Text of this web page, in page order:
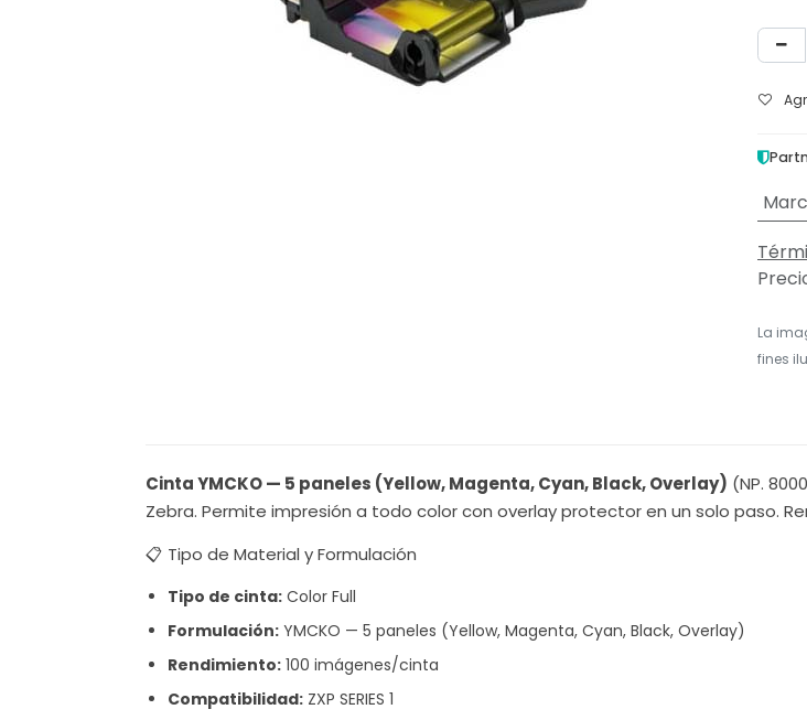
La
fines
Cinta YMCKO — 5 paneles (Yellow, Magenta, Cyan, Black, Overlay) (NP.
Zebra. Permite impresión a todo color con overlay protector en un solo paso.
📋 Tipo de Material y Formulación
Tipo de cinta: Color Full
Formulación: YMCKO — 5 paneles (Yellow, Magenta, Cyan, Black, Overlay)
Rendimiento: 100 imágenes/cinta
Compatibilidad: ZXP SERIES 1